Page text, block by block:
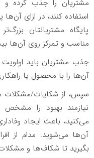
مشتریان را جذب کرده و
استفاده کنند، در ازای
پایگاه مشتریانتان
مناسب و تمرکز روی آن‌ها
جذب مشتریان باید
آن‌ها را با محصول یا
سپس، از شکایات/مشکلات
نیازمند بهبود را
می‌کنید، باعث ایجاد
آن‌ها می‌شوید. مدام از
بگیرید تا شکاف‌ها و مشکلات